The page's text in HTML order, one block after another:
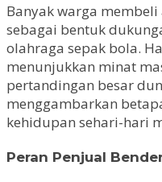
Banyak warga
sebagai bentuk
olahraga sepak bola.
menunjukkan minat
pertandingan besar
menggambarkan
kehidupan sehari-hari
Peran Penjual